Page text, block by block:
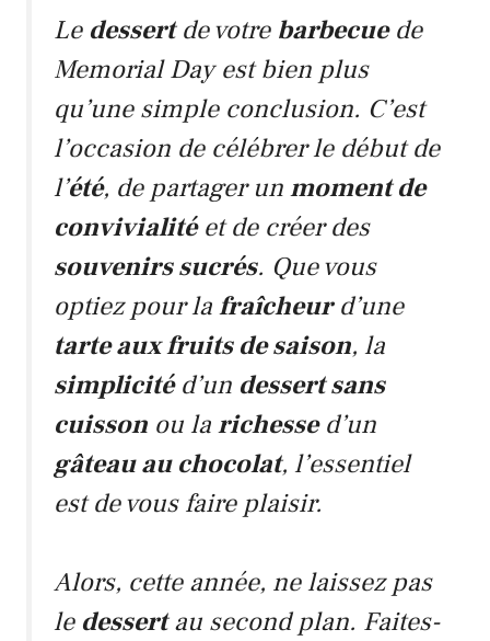
Le dessertde votre barbecuede
Memorial Dayest bien plus
qu’une simple conclusion. C’est
l’occasion de célébrer le début de
l’été, de partager unmoment de
convivialitéet de créer des
souvenirs sucrés. Que vous
optiez pour lafraîcheurd’une
tarte aux fruits de saison, la
simplicitéd’un dessert sans
cuisson ou larichessed’un
gâteau au chocolat, l’essentiel
est de vous faire plaisir.
Alors, cette année, ne laissez pas
le dessertau second plan. Faites-